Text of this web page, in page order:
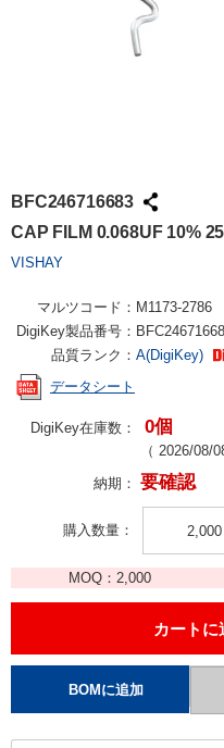
BFC246716683
CAP FILM 0.068UF 10%
VISHAY
マルツコード： M1173-2786
DigiKey製品番号：
品質ランク： A(DigiKey)
データシート
DigiKey在庫数： 0個
（ 2026/08/
納期： 要確認
購入数量
MOQ： 2,000